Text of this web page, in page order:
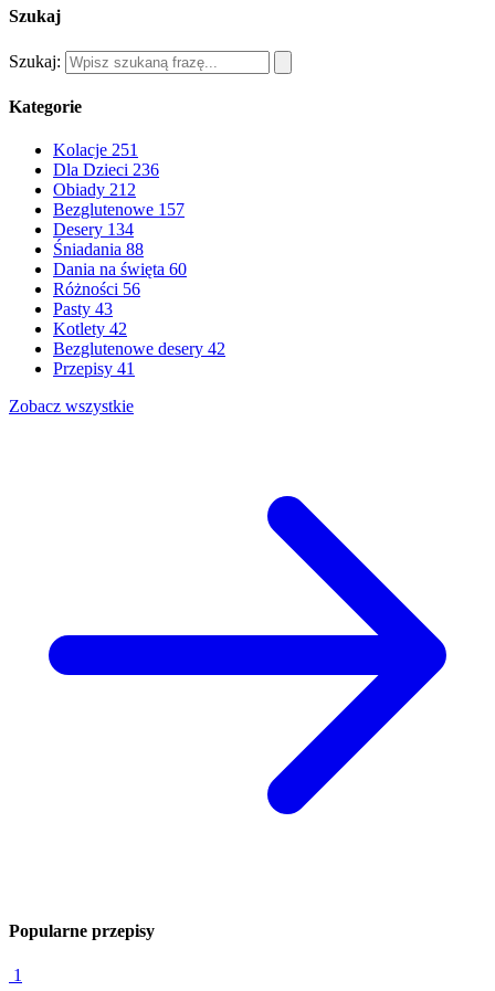
Szukaj
Szukaj:
Kategorie
Kolacje 251
Dla Dzieci 236
Obiady 212
Bezglutenowe 157
Desery 134
Śniadania 88
Dania na święta 60
Różności 56
Pasty 43
Kotlety 42
Bezglutenowe desery 42
Przepisy 41
Zobacz wszystkie
Popularne przepisy
1